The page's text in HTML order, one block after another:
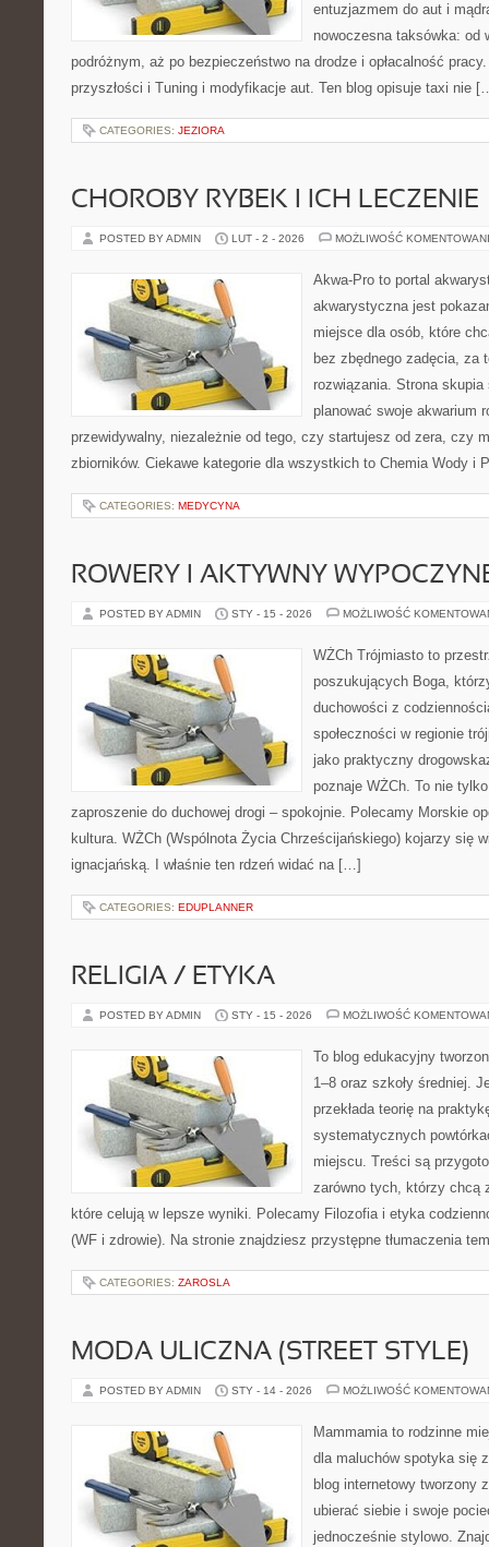
entuzjazmem do aut i
nowoczesna taksówka: od
podróżnym, aż po bezpieczeństwo na drodze i opłacalność
przyszłości i Tuning i modyfikacje aut. Ten blog opisuje taxi nie
CATEGORIES: JEZIORA
CHOROBY RYBEK I ICH LECZENIE
POSTED BY ADMIN LUT - 2 - 2026 MOŻLIWOŚĆ
Akwa-Pro to portal
akwarystyczna jest
miejsce dla osób, które
bez zbędnego zadęcia, za
rozwiązania. Strona
planować swoje akwarium
przewidywalny, niezależnie od tego, czy startujesz od zera, czy
zbiorników. Ciekawe kategorie dla wszystkich to Chemia Wody i
CATEGORIES: MEDYCYNA
ROWERY I AKTYWNY
POSTED BY ADMIN STY - 15 - 2026 MOŻLIWOŚĆ
WŻCh Trójmiasto to
poszukujących Boga,
duchowości z
społeczności w regionie
jako praktyczny
poznaje WŻCh. To nie
zaproszenie do duchowej drogi – spokojnie. Polecamy Morskie
kultura. WŻCh (Wspólnota Życia Chrześcijańskiego) kojarzy się
ignacjańską. I właśnie ten rdzeń widać na […]
CATEGORIES: EDUPLANNER
RELIGIA / ETYKA
POSTED BY ADMIN STY - 15 - 2026 MOŻLIWOŚĆ
To blog edukacyjny
1–8 oraz szkoły średniej.
przekłada teorię na
systematycznych
miejscu. Treści są
zarówno tych, którzy chcą
które celują w lepsze wyniki. Polecamy Filozofia i etyka
(WF i zdrowie). Na stronie znajdziesz przystępne tłumaczenia
CATEGORIES: ZAROSLA
MODA ULICZNA (STREET STYLE)
POSTED BY ADMIN STY - 14 - 2026 MOŻLIWOŚĆ
Mammamia to rodzinne
dla maluchów spotyka się
blog internetowy tworzony
ubierać siebie i swoje
jednocześnie stylowo.